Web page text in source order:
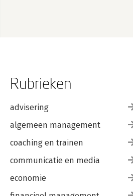
Rubrieken
advisering
algemeen management
coaching en trainen
communicatie en media
economie